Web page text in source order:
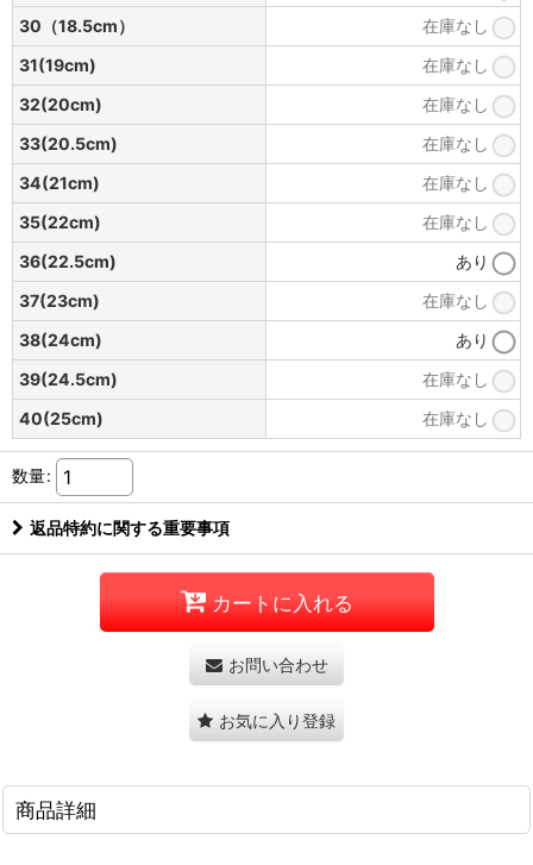
30（18.5cm）
在庫なし
31(19cm)
在庫なし
32(20cm)
在庫なし
33(20.5cm)
在庫なし
34(21cm)
在庫なし
35(22cm)
在庫なし
36(22.5cm)
あり
37(23cm)
在庫なし
38(24cm)
あり
39(24.5cm)
在庫なし
40(25cm)
在庫なし
数量:
返品特約に関する重要事項
カートに入れる
お問い合わせ
お気に入り登録
商品詳細